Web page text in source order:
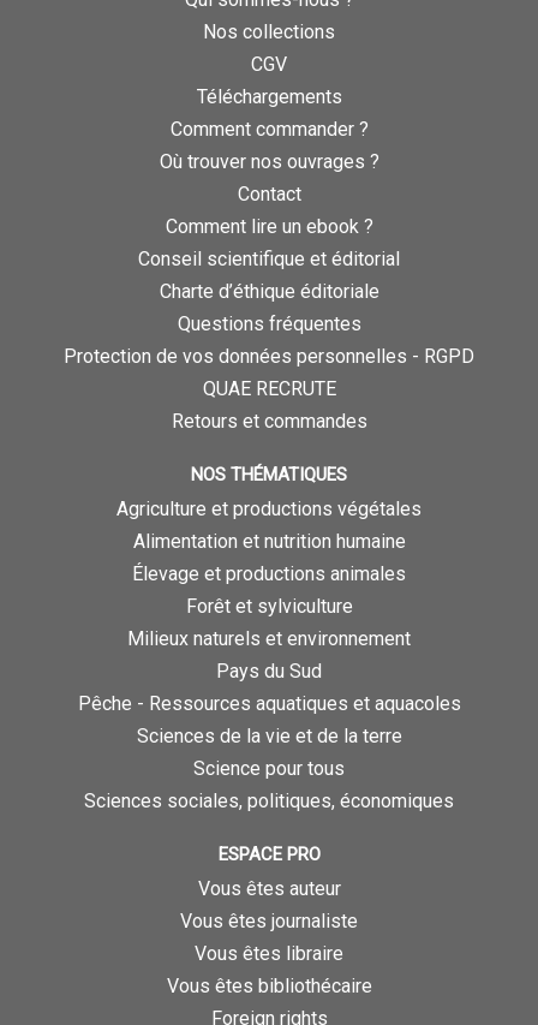
Nos collections
CGV
Téléchargements
Comment commander ?
Où trouver nos ouvrages ?
Contact
Comment lire un ebook ?
Conseil scientifique et éditorial
Charte d’éthique éditoriale
Questions fréquentes
Protection de vos données personnelles - RGPD
QUAE RECRUTE
Retours et commandes
NOS THÉMATIQUES
Agriculture et productions végétales
Alimentation et nutrition humaine
Élevage et productions animales
Forêt et sylviculture
Milieux naturels et environnement
Pays du Sud
Pêche - Ressources aquatiques et aquacoles
Sciences de la vie et de la terre
Science pour tous
Sciences sociales, politiques, économiques
ESPACE PRO
Vous êtes auteur
Vous êtes journaliste
Vous êtes libraire
Vous êtes bibliothécaire
Foreign rights